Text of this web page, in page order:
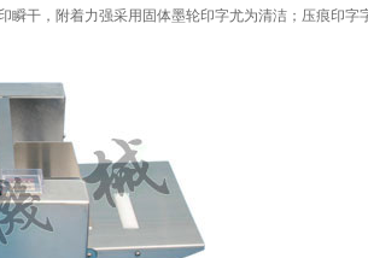
瞬干，附着力强采用固体墨轮印字尤为清洁；压痕印字